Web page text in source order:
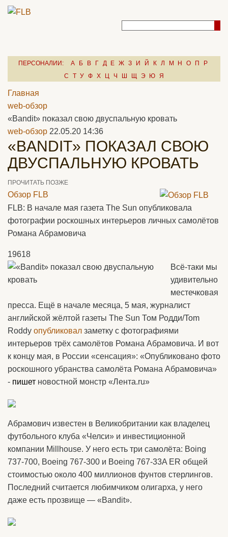
ПЕРСОНАЛИИ: А Б В Г Д Е Ж З И Й К Л М Н О П
Р
С
Т У Ф Х Ц Ч Ш Щ Э Ю Я
Главная
web-обзор
«Bandit» показал свою двуспальную кровать
web-обзор 22.05.20 14:36
«BANDIT» ПОКАЗАЛ СВОЮ
ДВУСПАЛЬНУЮ КРОВАТЬ
ПРОЧИТАТЬ ПОЗЖЕ
Обзор FLB
FLB: В начале мая газета The Sun опубликовала
фотографии роскошных интерьеров личных самолётов
Романа Абрамовича
19618
Всё-таки мы
удивительно
местечковая
пресса. Ещё в начале месяца, 5 мая, журналист
английской жёлтой газеты The Sun Том Родди/Tom
Roddy опубликовал заметку с фотографиями
интерьеров трёх самолётов Романа Абрамовича. И вот
к концу мая, в России «сенсация»: «Опубликовано фото
роскошного убранства самолёта Романа Абрамовича»
- пишет новостной монстр «Лента.ru»
Абрамович известен в Великобритании как владелец
футбольного клуба «Челси» и инвестиционной
компании Millhouse. У него есть три самолёта: Boing
737-700, Boeing 767-300 и Boeing 767-33A ER общей
стоимостью около 400 миллионов фунтов стерлингов.
Последний считается любимчиком олигарха, у него
даже есть прозвище — «Bandit».